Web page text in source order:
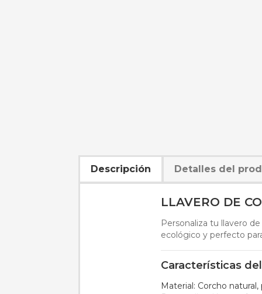
Descripción Detalles del
LLAVERO DE
Personaliza tu llavero
ecológico y perfecto
Características
Material: Corcho